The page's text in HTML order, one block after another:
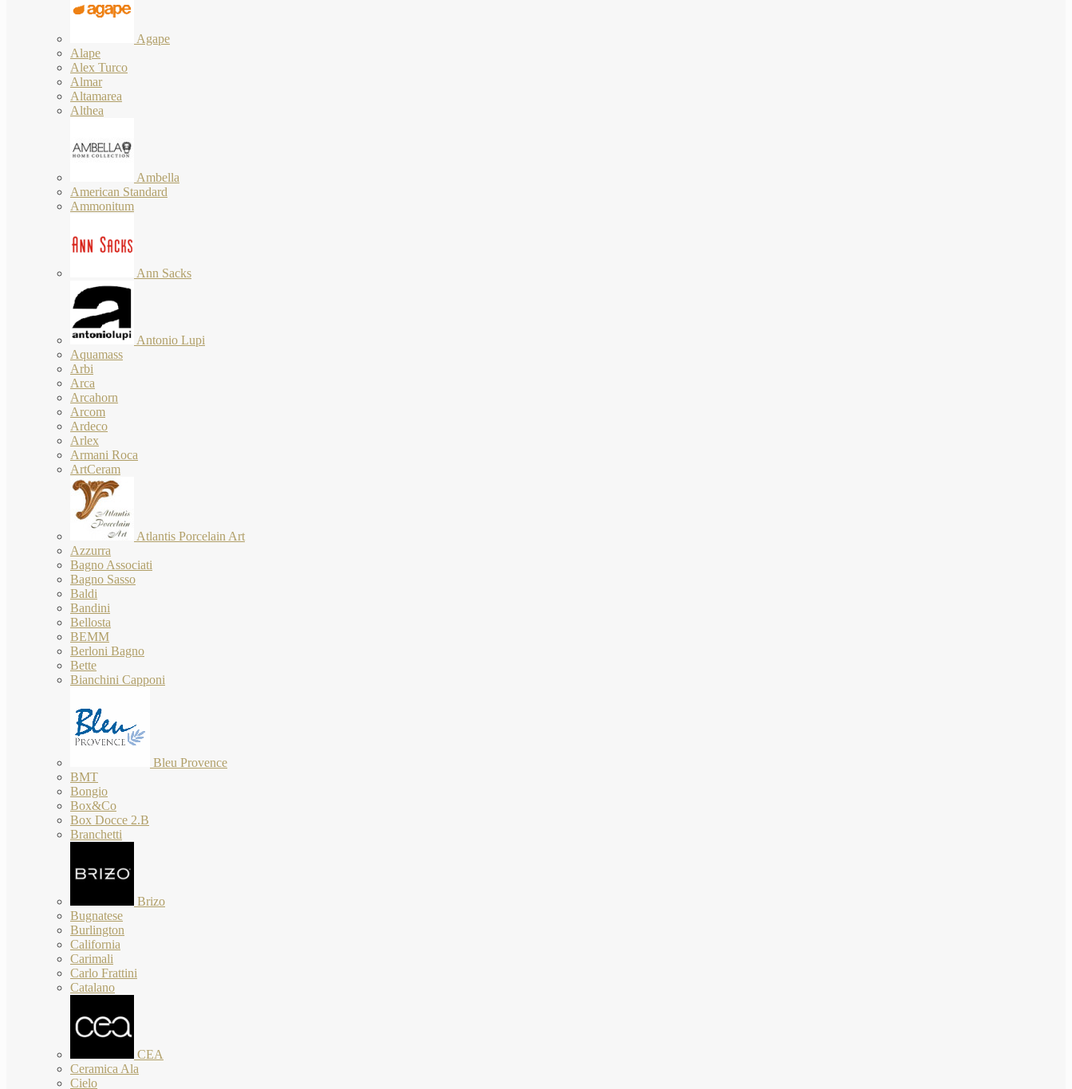
Agape
Alape
Alex Turco
Almar
Altamarea
Althea
Ambella
American Standard
Ammonitum
Ann Sacks
Antonio Lupi
Aquamass
Arbi
Arca
Arcahorn
Arcom
Ardeco
Arlex
Armani Roca
ArtCeram
Atlantis Porcelain Art
Azzurra
Bagno Associati
Bagno Sasso
Baldi
Bandini
Bellosta
BEMM
Berloni Bagno
Bette
Bianchini Capponi
Bleu Provence
BMT
Bongio
Box&Co
Box Docce 2.B
Branchetti
Brizo
Bugnatese
Burlington
California
Carimali
Carlo Frattini
Catalano
CEA
Ceramica Ala
Cielo